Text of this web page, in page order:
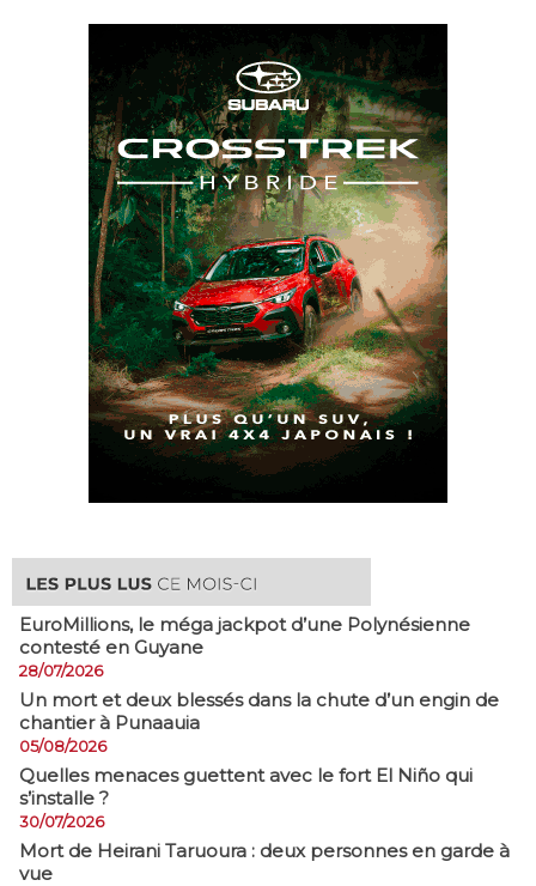
EuroMillions, ​le méga jackpot d’une Polynésienne
contesté en Guyane
28/07/2026
​Un mort et deux blessés dans la chute d’un engin de
chantier à Punaauia
05/08/2026
Quelles menaces guettent avec le fort El Niño qui
s’installe ?
30/07/2026
Mort de Heirani Taruoura : deux personnes en garde à
vue